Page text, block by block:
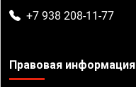
+7 938 208-11-77
Правовая информация